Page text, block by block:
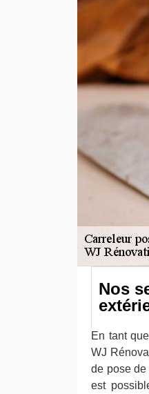
Nos
En tant
WJ
de pose de
est